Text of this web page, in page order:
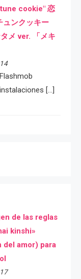
cookie" 恋
ュンクッキー
メ ver. 「メキ
[…]
de las reglas
kinshi»
amor) para